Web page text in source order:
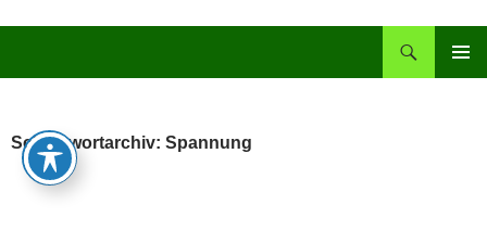
Schlagwortarchiv: Spannung